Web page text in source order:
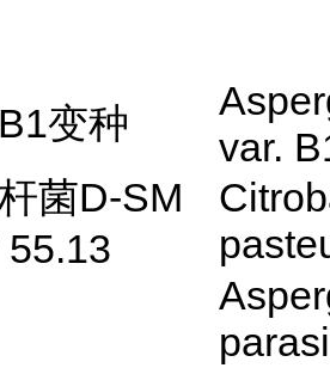
变种
var.
菌D-SM